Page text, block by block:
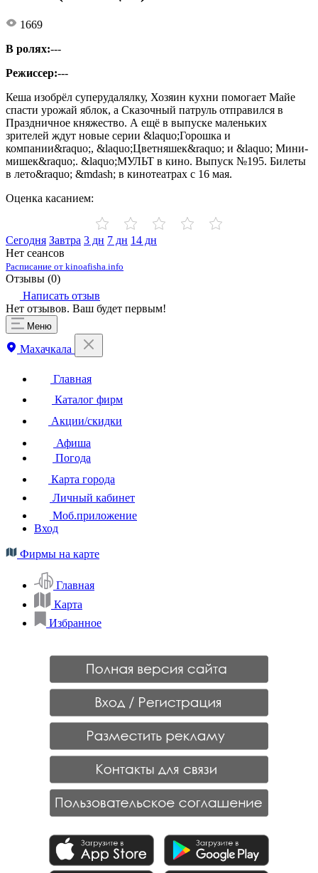
1669
В ролях:---
Режиссер:---
Кеша изобрёл суперудалялку, Хозяин кухни помогает Майе
спасти урожай яблок, а Сказочный патруль отправился в
Праздничное княжество. А ещё в выпуске маленьких
зрителей ждут новые серии &laquo;Горошка и
компании&raquo;, &laquo;Цветняшек&raquo; и &laquo; Мини-
мишек&raquo;. &laquo;МУЛЬТ в кино. Выпуск №195. Билеты
в лето&raquo; &mdash; в кинотеатрах с 16 мая.
Оценка касанием:
Сегодня Завтра 3 дн 7 дн 14 дн
Нет сеансов
Расписание от kinoafisha.info
Отзывы (0)
Написать отзыв
Нет отзывов. Ваш будет первым!
Меню
Махачкала
Главная
Каталог фирм
Акции/скидки
Афиша
Погода
Карта города
Личный кабинет
Моб.приложение
Вход
Фирмы на карте
Главная
Карта
Избранное